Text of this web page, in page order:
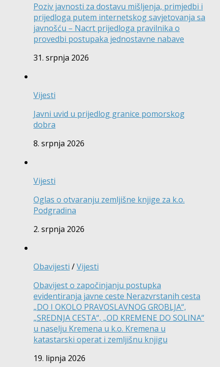
Poziv javnosti za dostavu mišljenja, primjedbi i
prijedloga putem internetskog savjetovanja sa
javnošću – Nacrt prijedloga pravilnika o
provedbi postupaka jednostavne nabave
31. srpnja 2026
Vijesti
Javni uvid u prijedlog granice pomorskog
dobra
8. srpnja 2026
Vijesti
Oglas o otvaranju zemljišne knjige za k.o.
Podgradina
2. srpnja 2026
Obavijesti /Vijesti
Obavijest o započinjanju postupka
evidentiranja javne ceste Nerazvrstanih cesta
„DO I OKOLO PRAVOSLAVNOG GROBLJA“,
„SREDNJA CESTA“, „OD KREMENE DO SOLINA“
u naselju Kremena u k.o. Kremena u
katastarski operat i zemljišnu knjigu
19. lipnja 2026